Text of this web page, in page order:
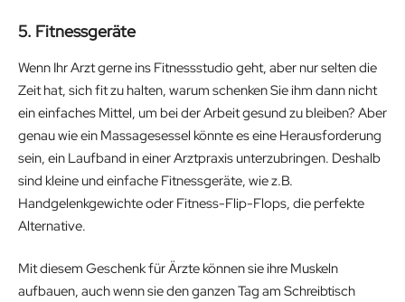
5. Fitnessgeräte
Wenn Ihr Arzt gerne ins Fitnessstudio geht, aber nur selten die
Zeit hat, sich fit zu halten, warum schenken Sie ihm dann nicht
ein einfaches Mittel, um bei der Arbeit gesund zu bleiben? Aber
genau wie ein Massagesessel könnte es eine Herausforderung
sein, ein Laufband in einer Arztpraxis unterzubringen. Deshalb
sind kleine und einfache Fitnessgeräte, wie z.B.
Handgelenkgewichte oder Fitness-Flip-Flops, die perfekte
Alternative.
Mit diesem Geschenk für Ärzte können sie ihre Muskeln
aufbauen, auch wenn sie den ganzen Tag am Schreibtisch